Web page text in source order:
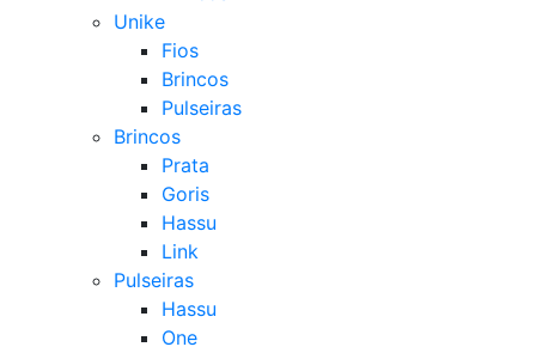
Unike
Fios
Brincos
Pulseiras
Brincos
Prata
Goris
Hassu
Link
Pulseiras
Hassu
One